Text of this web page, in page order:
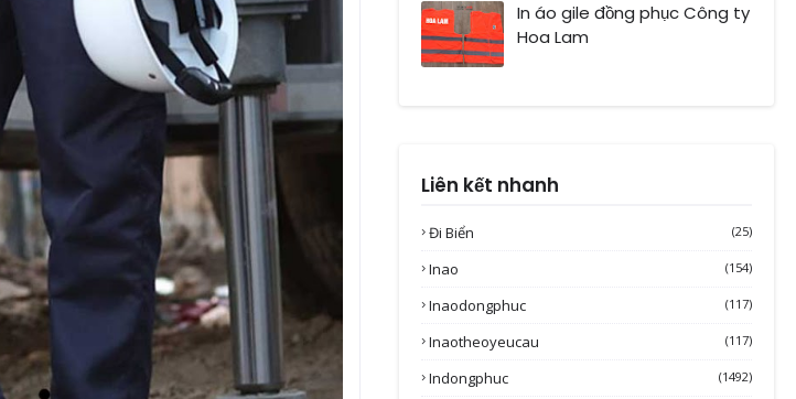
In áo gile đồng phục Công ty
Hoa Lam
Liên kết nhanh
Đi Biển (25)
Inao (154)
Inaodongphuc (117)
Inaotheoyeucau (117)
Indongphuc (1492)